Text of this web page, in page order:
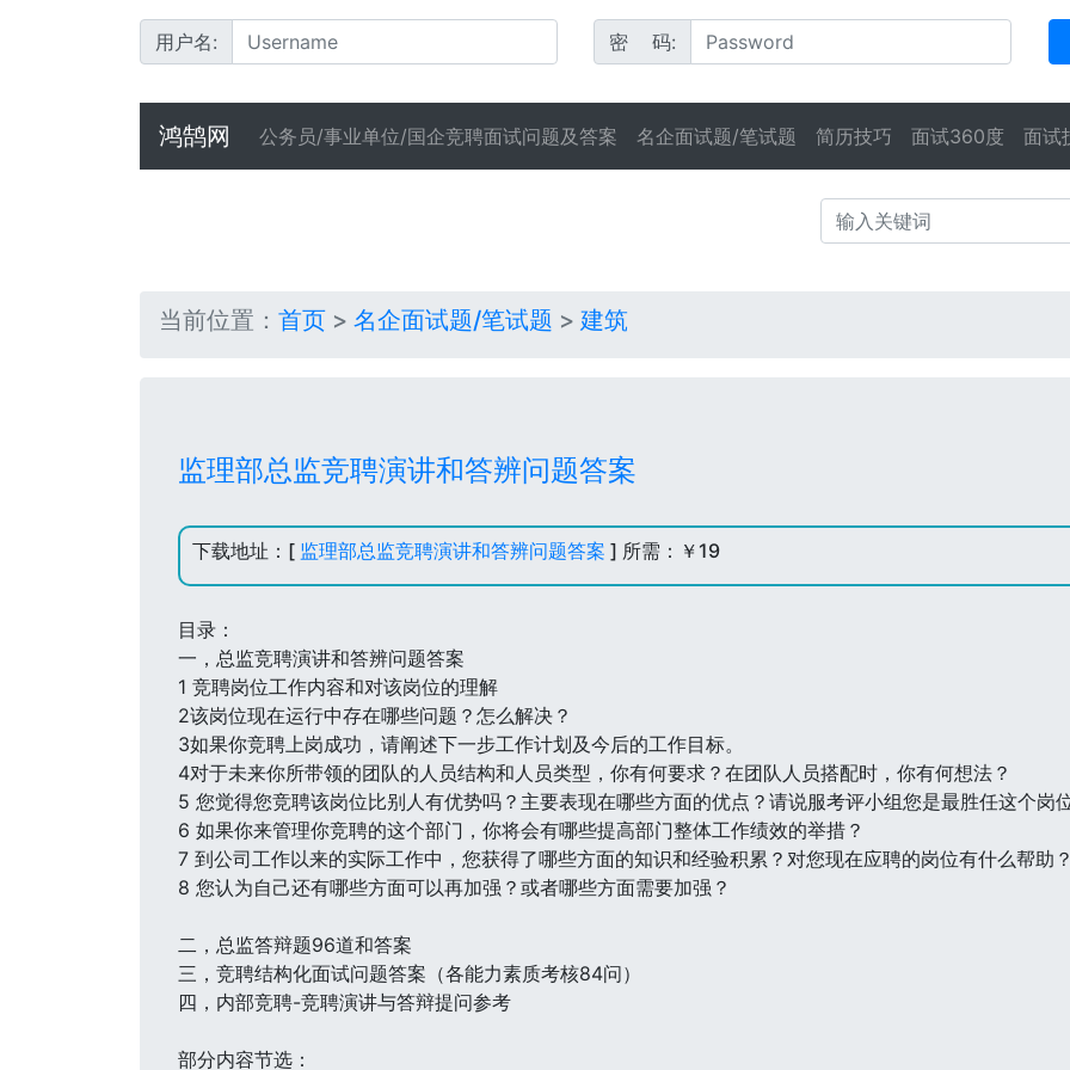
用户名: 密 码:
鸿鹄网 公务员/事业单位/国企竞聘面试问题及答案 名企面试题/笔试题 简历技巧 面试360度 面试
当前位置： 首页 > 名企面试题/笔试题 > 建筑
监理部总监竞聘演讲和答辨问题答案
下载地址：[ 监理部总监竞聘演讲和答辨问题答案 ] 所需：￥19
目录：
一，总监竞聘演讲和答辨问题答案
1 竞聘岗位工作内容和对该岗位的理解
2该岗位现在运行中存在哪些问题？怎么解决？
3如果你竞聘上岗成功，请阐述下一步工作计划及今后的工作目标。
4对于未来你所带领的团队的人员结构和人员类型，你有何要求？在团队人员搭配时，你有何想法？
5 您觉得您竞聘该岗位比别人有优势吗？主要表现在哪些方面的优点？请说服考评小组您是最胜任这个岗位
6 如果你来管理你竞聘的这个部门，你将会有哪些提高部门整体工作绩效的举措？
7 到公司工作以来的实际工作中，您获得了哪些方面的知识和经验积累？对您现在应聘的岗位有什么帮助？
8 您认为自己还有哪些方面可以再加强？或者哪些方面需要加强？
二，总监答辩题96道和答案
三，竞聘结构化面试问题答案（各能力素质考核84问）
四，内部竞聘-竞聘演讲与答辩提问参考
部分内容节选：